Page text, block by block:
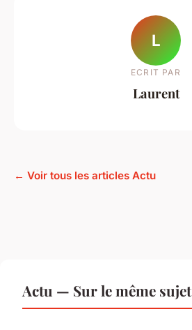
L
ECRIT PAR
Laurent
← Voir tous les articles Actu
Actu — Sur le même sujet